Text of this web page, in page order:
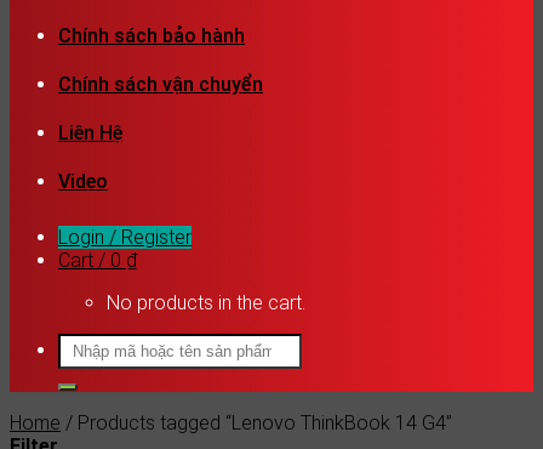
Chính sách bảo hành
Chính sách vận chuyển
Liên Hệ
Video
Login / Register
Cart / 0 ₫
No products in the cart.
Search
for:
Home / Products tagged “Lenovo ThinkBook 14 G4”